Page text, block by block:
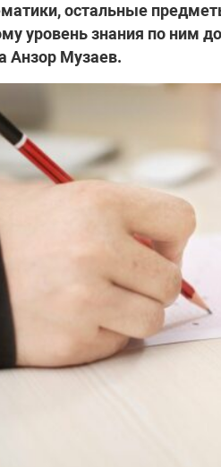
остальные
уровень знания по ним
Анзор Музаев.